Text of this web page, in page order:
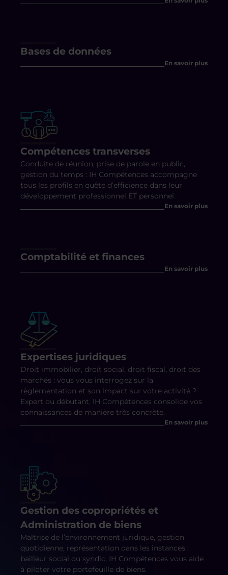
Bases de données
En savoir plus
Compétences transverses
Conduite de réunion, prise de parole en public,
gestion du temps : IH Compétences accompagne
tous les profils en quête d’efficience dans leur
développement professionnel ET personnel.
En savoir plus
Comptabilité et finances
En savoir plus
Expertises juridiques
Droit immobilier, droit social, droit fiscal, droit des
marchés : vous vous interrogez sur la
règlementation et son impact sur votre activité ?
Expert ou débutant, IH Compétences consolide vos
connaissances de manière très concrète.
En savoir plus
Gestion des copropriétés et
Administration de biens
Maîtrise de l’environnement juridique, gestion
quotidienne, représentation dans les instances :
bailleur social ou syndic, IH Compétences vous aide
à piloter votre portefeuille de biens.